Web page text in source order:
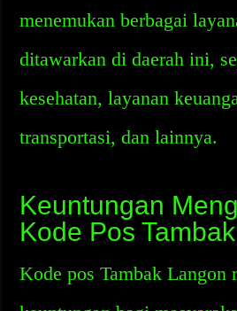
menemukan berbagai
ditawarkan di daerah ini,
kesehatan, layanan
transportasi, dan lainnya.
Keuntungan
Kode Pos
Kode pos Tambak